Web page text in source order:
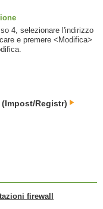
4, selezionare l'indirizzo
e premere <Modifica>
(Impost/Registr)
firewall